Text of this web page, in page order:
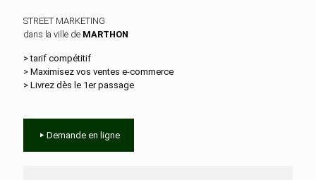
STREET MARKETING
dans la ville de MARTHON
> tarif compétitif
> Maximisez vos ventes e‑commerce
> Livrez dès le 1er passage
Demande en ligne